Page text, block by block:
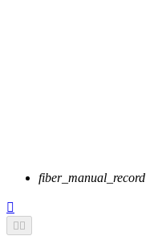
fiber_manual_record

